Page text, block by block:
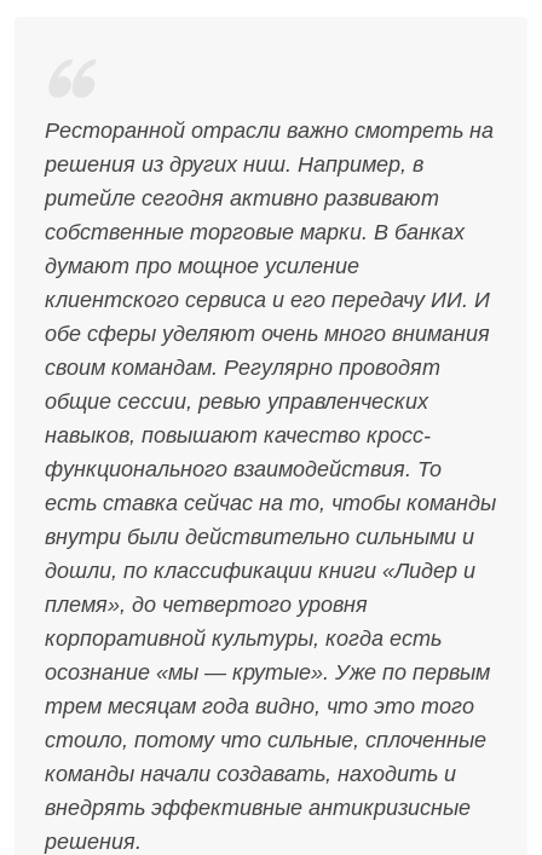
Ресторанной отрасли важно смотреть на
решения из других ниш. Например, в
ритейле сегодня активно развивают
собственные торговые марки. В банках
думают про мощное усиление
клиентского сервиса и его передачу ИИ. И
обе сферы уделяют очень много внимания
своим командам. Регулярно проводят
общие сессии, ревью управленческих
навыков, повышают качество кросс-
функционального взаимодействия. То
есть ставка сейчас на то, чтобы команды
внутри были действительно сильными и
дошли, по классификации книги «Лидер и
племя», до четвертого уровня
корпоративной культуры, когда есть
осознание «мы — крутые». Уже по первым
трем месяцам года видно, что это того
стоило, потому что сильные, сплоченные
команды начали создавать, находить и
внедрять эффективные антикризисные
решения.